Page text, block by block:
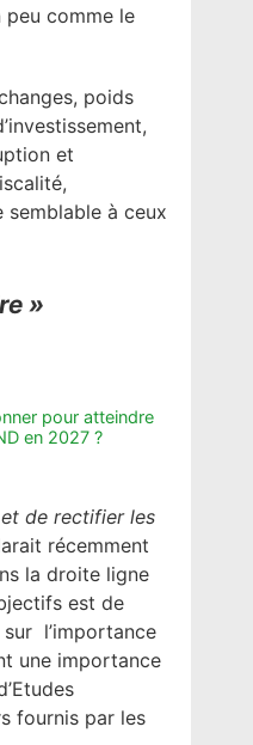
peu comme le
poids
et
semblable à ceux
»
pour atteindre
en 2027 ?
de rectifier les
récemment
la droite ligne
est de
l’importance
une importance
fournis par les